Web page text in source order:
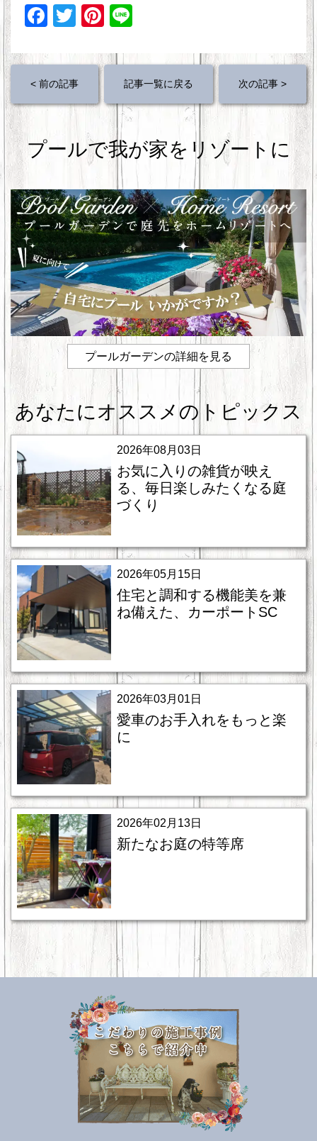
F
c
e
b
o
T
tt
er
Pi
er
st
e
< 前の記事 記事一覧に戻る 次の記事 >
プールで我が家をリゾートに
プールガーデンの詳細を見る
あなたにオススメのトピックス
2026年08月03日
お気に入りの雑貨が映え
る、毎日楽しみたくなる庭
づくり
2026年05月15日
住宅と調和する機能美を兼
ね備えた、カーポートSC
2026年03月01日
愛車のお手入れをもっと楽
に
2026年02月13日
新たなお庭の特等席